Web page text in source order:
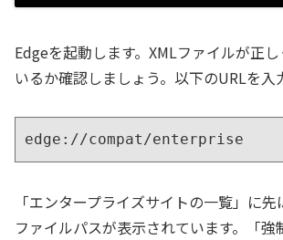
Edgeを起動します。XMLファイルが正
いるか確認しましょう。以下のURLを入
edge://compat/enterprise
「エンタープライズサイトの一覧」に
ファイルパスが表示されています。「強